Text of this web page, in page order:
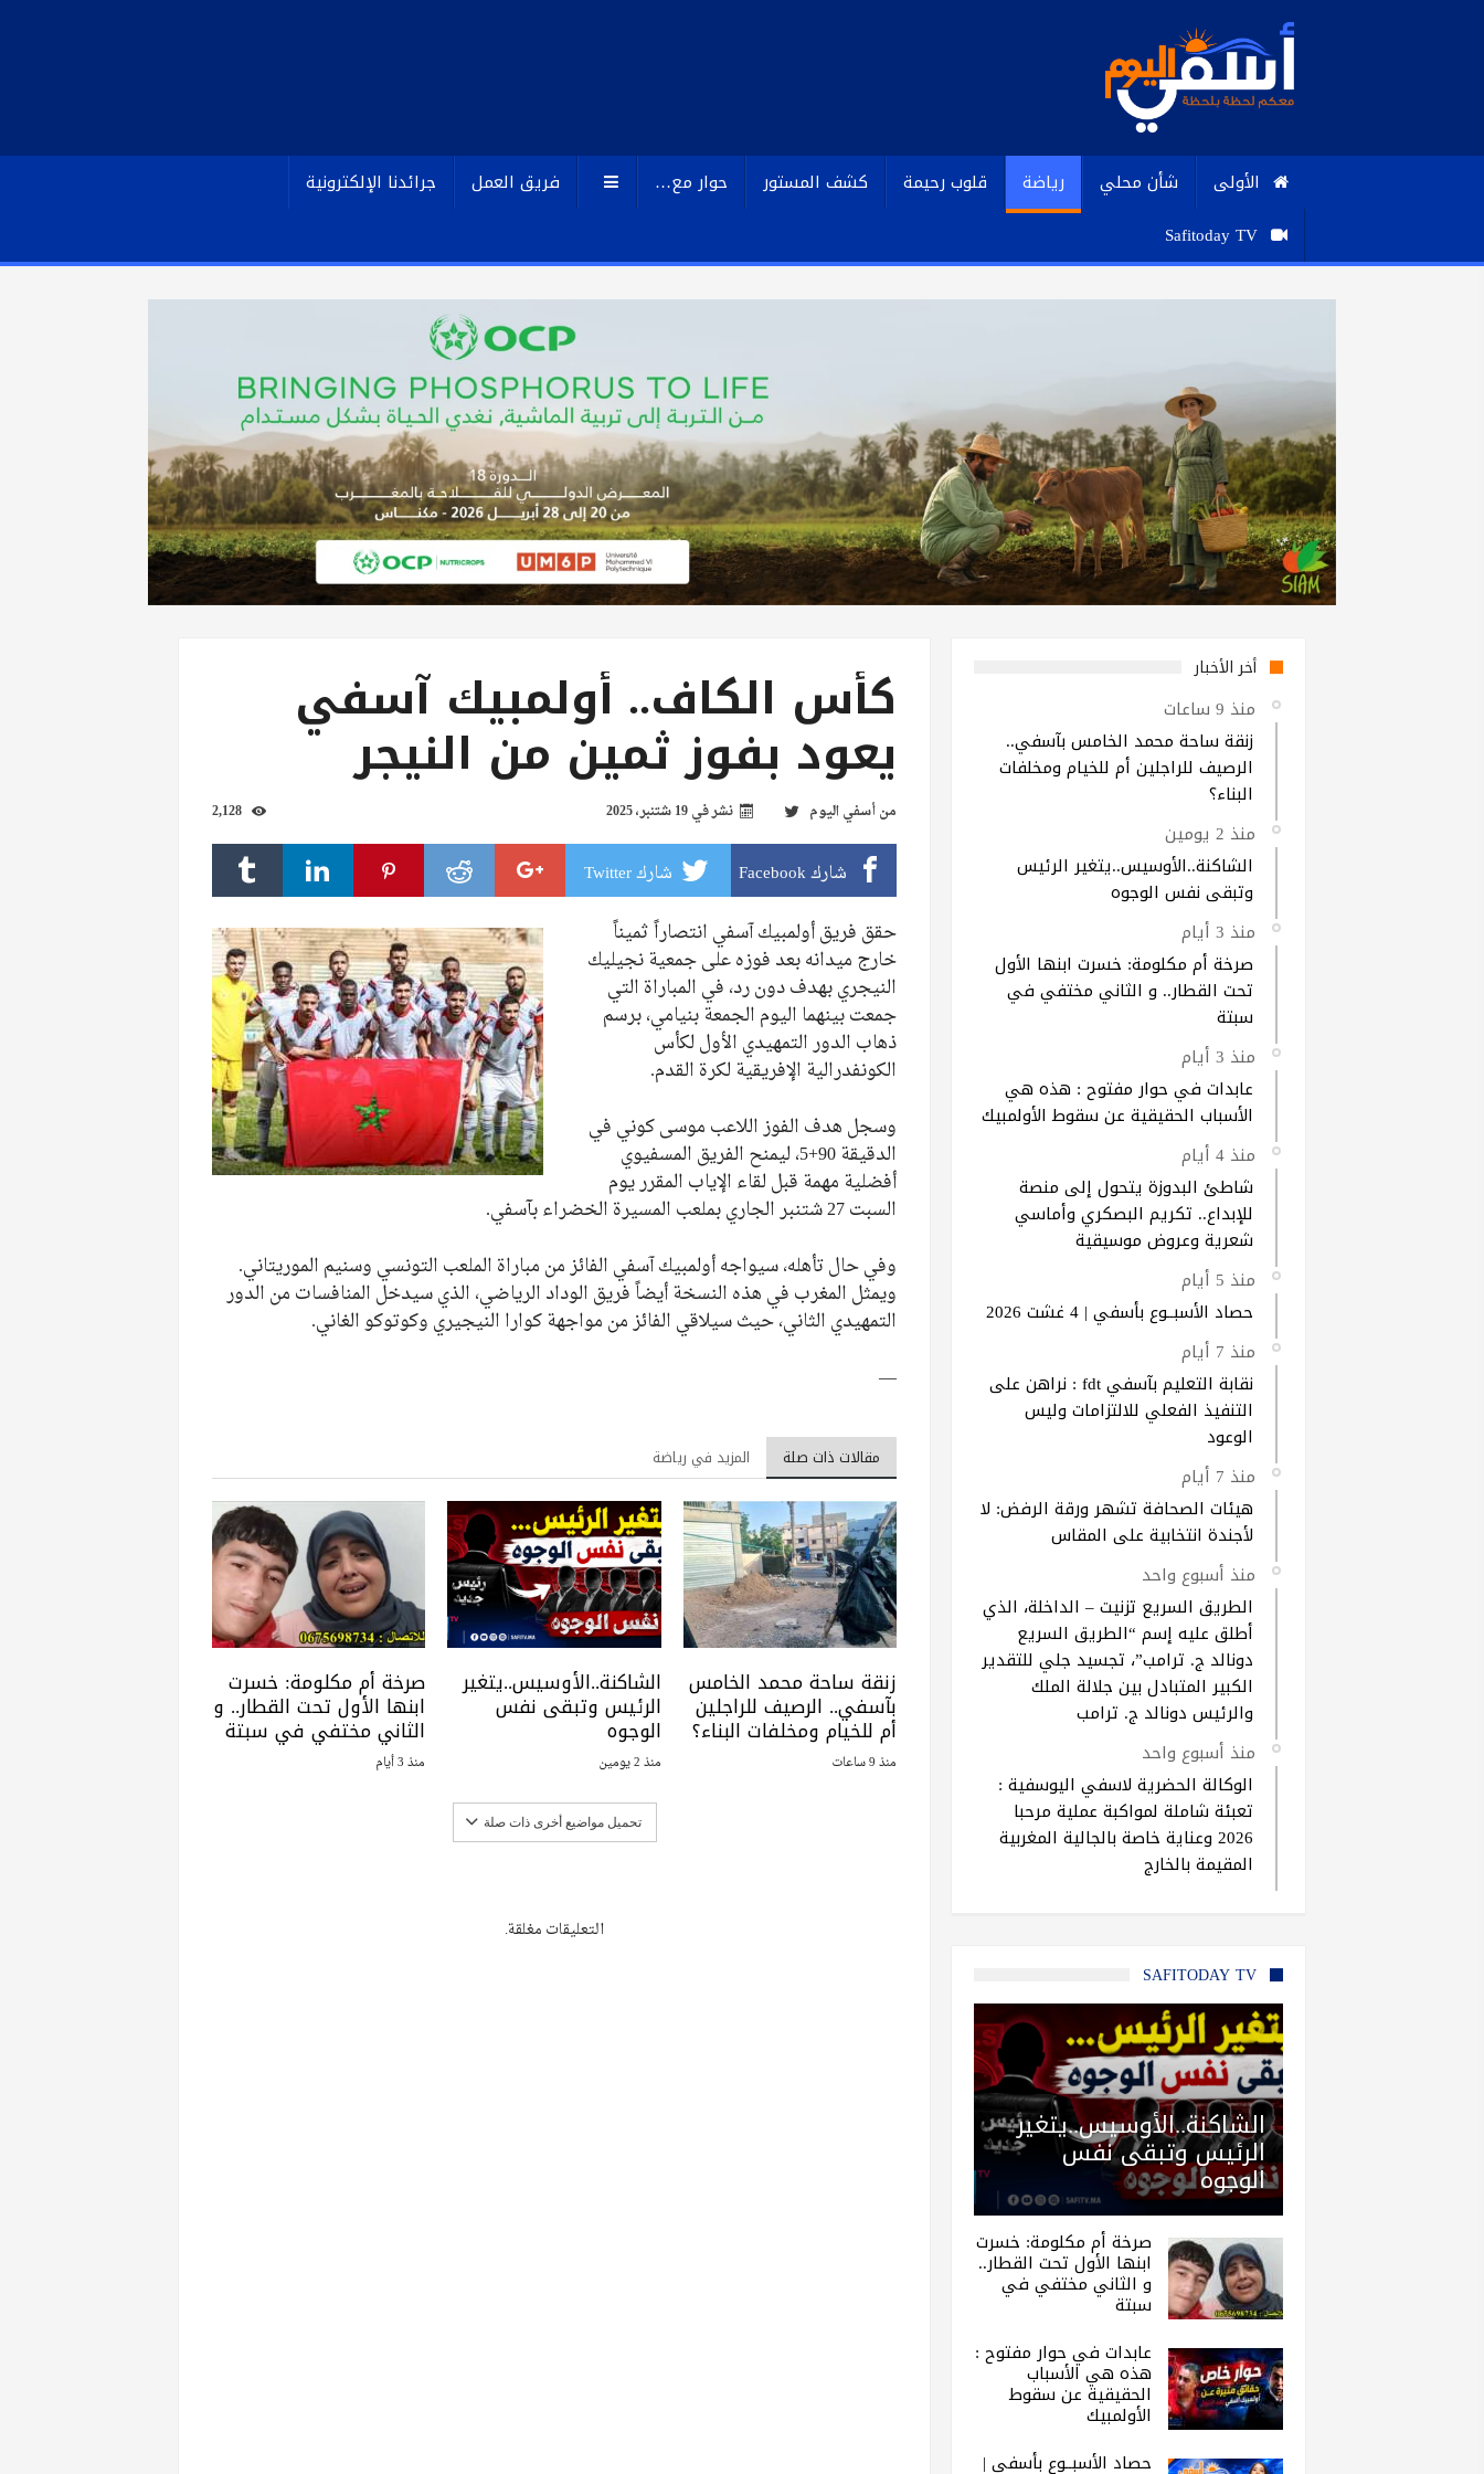
الأولى شأن محلي رياضة قلوب رحيمة كشف المستور حوار مع… فريق العمل
جرائدنا الإلكترونية
Safitoday TV
كأس الكاف.. أولمبيك آسفي
يعود بفوز ثمين من النيجر
منأسفي اليوم نشر في19 شتنبر، 2025
شارك Facebook شارك Twitter
حقق فريق أولمبيك آسفي انتصاراً ثميناً
خارج ميدانه بعد فوزه على جمعية نجيليك
النيجري بهدف دون رد، في المباراة التي
جمعت بينهما اليوم الجمعة بنيامي، برسم
ذهاب الدور التمهيدي الأول لكأس
الكونفدرالية الإفريقية لكرة القدم.
وسجل هدف الفوز اللاعب موسى كوني في
الدقيقة 90+5، ليمنح الفريق المسفيوي
أفضلية مهمة قبل لقاء الإياب المقرر يوم
السبت 27 شتنبر الجاري بملعب المسيرة الخضراء بآسفي.
وفي حال تأهله، سيواجه أولمبيك آسفي الفائز من مباراة الملعب التونسي وسنيم الموريتاني.
ويمثل المغرب في هذه النسخة أيضاً فريق الوداد الرياضي، الذي سيدخل المنافسات من الدور
التمهيدي الثاني، حيث سيلاقي الفائز من مواجهة كوارا النيجيري وكوتوكو الغاني.
—
مقالات ذات صلة المزيد في رياضة
زنقة ساحة محمد الخامس
بآسفي.. الرصيف للراجلين
أم للخيام ومخلفات البناء؟
منذ 9 ساعات
الشاكنة..الأوسيس..يتغير
الرئيس وتبقى نفس
الوجوه
منذ 2 يومين
صرخة أم مكلومة: خسرت
ابنها الأول تحت القطار.. و
الثاني مختفي في سبتة
منذ 3 أيام
تحميل مواضيع أخرى ذات صلة
التعليقات مغلقة.
أخر الأخبار
منذ 9 ساعات
زنقة ساحة محمد الخامس بآسفي..
الرصيف للراجلين أم للخيام ومخلفات
البناء؟
منذ 2 يومين
الشاكنة..الأوسيس..يتغير الرئيس
وتبقى نفس الوجوه
منذ 3 أيام
صرخة أم مكلومة: خسرت ابنها الأول
تحت القطار.. و الثاني مختفي في
سبتة
منذ 3 أيام
عابدات في حوار مفتوح : هذه هي
الأسباب الحقيقية عن سقوط الأولمبيك
منذ 4 أيام
شاطئ البدوزة يتحول إلى منصة
للإبداع.. تكريم البصكري وأماسي
شعرية وعروض موسيقية
منذ 5 أيام
حصاد الأسبــوع بأسفي | 4 غشت 2026
منذ 7 أيام
نقابة التعليم بآسفي fdt : نراهن على
التنفيذ الفعلي للالتزامات وليس
الوعود
منذ 7 أيام
هيئات الصحافة تشهر ورقة الرفض: لا
لأجندة انتخابية على المقاس
منذ أسبوع واحد
الطريق السريع تزنيت – الداخلة، الذي
أطلق عليه إسم “الطريق السريع
دونالد ج. ترامب”، تجسيد جلي للتقدير
الكبير المتبادل بين جلالة الملك
والرئيس دونالد ج. ترامب
منذ أسبوع واحد
الوكالة الحضرية لاسفي اليوسفية :
تعبئة شاملة لمواكبة عملية مرحبا
2026 وعناية خاصة بالجالية المغربية
المقيمة بالخارج
SAFITODAY TV
الشاكنة..الأوسيس..يتغير
الرئيس وتبقى نفس
الوجوه
صرخة أم مكلومة: خسرت
ابنها الأول تحت القطار..
و الثاني مختفي في
سبتة
عابدات في حوار مفتوح :
هذه هي الأسباب
الحقيقية عن سقوط
الأولمبيك
حصاد الأسبــوع بأسفي |